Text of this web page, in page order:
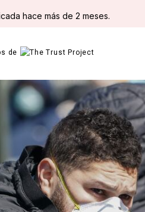
hace más de 2 meses.
de